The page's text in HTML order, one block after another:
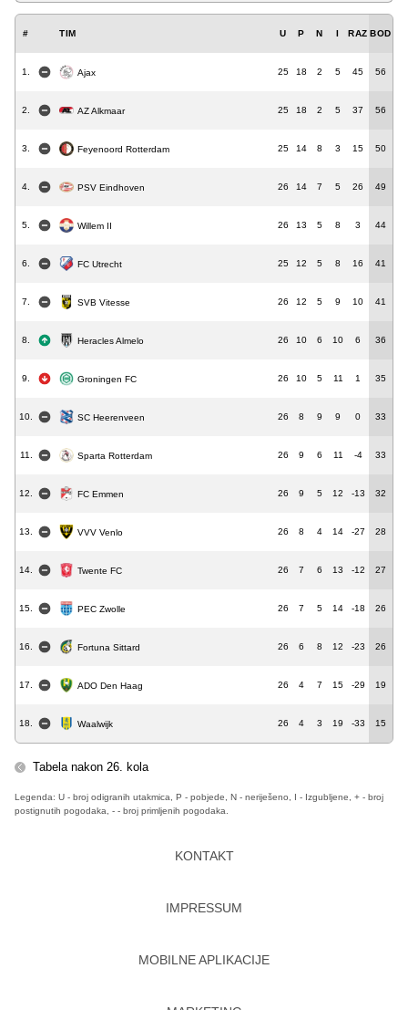
# TIM U P N I RAZ BOD
1. Ajax 25 18 2 5 45 56
2. AZ Alkmaar 25 18 2 5 37 56
3. Feyenoord Rotterdam 25 14 8 3 15 50
4. PSV Eindhoven 26 14 7 5 26 49
5. Willem II 26 13 5 8 3 44
6. FC Utrecht 25 12 5 8 16 41
7. SVB Vitesse 26 12 5 9 10 41
8. Heracles Almelo 26 10 6 10 6 36
9. Groningen FC 26 10 5 11 1 35
10. SC Heerenveen 26 8 9 9 0 33
11. Sparta Rotterdam 26 9 6 11 -4 33
12. FC Emmen 26 9 5 12 -13 32
13. VVV Venlo 26 8 4 14 -27 28
14. Twente FC 26 7 6 13 -12 27
15. PEC Zwolle 26 7 5 14 -18 26
16. Fortuna Sittard 26 6 8 12 -23 26
17. ADO Den Haag 26 4 7 15 -29 19
18. Waalwijk 26 4 3 19 -33 15
Tabela nakon 26. kola
Legenda: U - broj odigranih utakmica, P - pobjede, N - neriješeno, I - Izgubljene, + - broj
postignutih pogodaka, - - broj primljenih pogodaka.
KONTAKT
IMPRESSUM
MOBILNE APLIKACIJE